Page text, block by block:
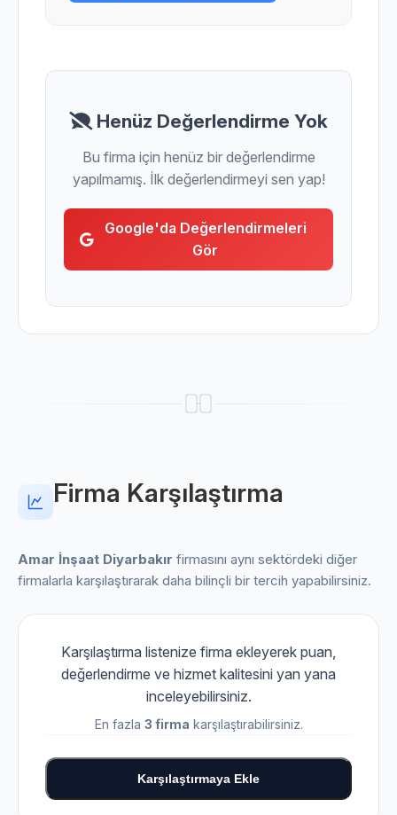
Henüz Değerlendirme Yok
Bu firma için henüz bir değerlendirme
yapılmamış. İlk değerlendirmeyi sen yap!
Google'da Değerlendirmeleri
Gör
Firma Karşılaştırma
Amar İnşaat Diyarbakır firmasını aynı sektördeki diğer
firmalarla karşılaştırarak daha bilinçli bir tercih yapabilirsiniz.
Karşılaştırma listenize firma ekleyerek puan,
değerlendirme ve hizmet kalitesini yan yana
inceleyebilirsiniz.
En fazla 3 firma karşılaştırabilirsiniz.
Karşılaştırmaya Ekle